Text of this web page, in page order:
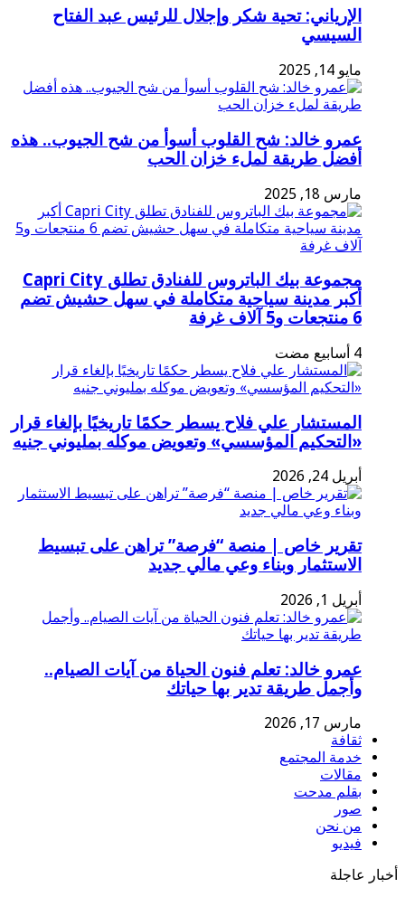
الإرياني: تحية شكر وإجلال للرئيس عبد الفتاح
السيسي
مايو 14, 2025
عمرو خالد: شح القلوب أسوأ من شح الجيوب.. هذه
أفضل طريقة لملء خزان الحب
مارس 18, 2025
مجموعة بيك الباتروس للفنادق تطلق Capri City
أكبر مدينة سياحية متكاملة في سهل حشيش تضم
6 منتجعات و5 آلاف غرفة
المستشار علي فلاح يسطر حكمًا تاريخيًا بإلغاء قرار
«التحكيم المؤسسي» وتعويض موكله بمليوني جنيه
أبريل 24, 2026
تقرير خاص | منصة “فرصة” تراهن على تبسيط
الاستثمار وبناء وعي مالي جديد
أبريل 1, 2026
عمرو خالد: تعلم فنون الحياة من آيات الصيام..
وأجمل طريقة تدير بها حياتك
مارس 17, 2026
ثقافة
خدمة المجتمع
مقالات
بقلم مدحت
صور
من نحن
فيديو
أخبار عاجلة